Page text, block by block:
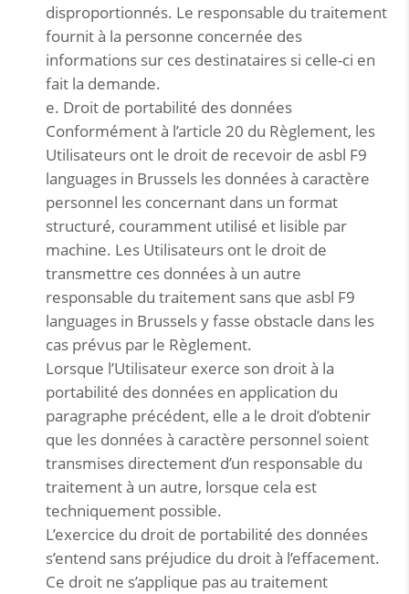
disproportionnés. Le responsable du traitement
fournit à la personne concernée des
informations sur ces destinataires si celle-ci en
fait la demande.
e. Droit de portabilité des données
Conformément à l’article 20 du Règlement, les
Utilisateurs ont le droit de recevoir de asbl F9
languages in Brussels les données à caractère
personnel les concernant dans un format
structuré, couramment utilisé et lisible par
machine. Les Utilisateurs ont le droit de
transmettre ces données à un autre
responsable du traitement sans que asbl F9
languages in Brussels y fasse obstacle dans les
cas prévus par le Règlement.
Lorsque l’Utilisateur exerce son droit à la
portabilité des données en application du
paragraphe précédent, elle a le droit d’obtenir
que les données à caractère personnel soient
transmises directement d’un responsable du
traitement à un autre, lorsque cela est
techniquement possible.
L’exercice du droit de portabilité des données
s’entend sans préjudice du droit à l’effacement.
Ce droit ne s’applique pas au traitement